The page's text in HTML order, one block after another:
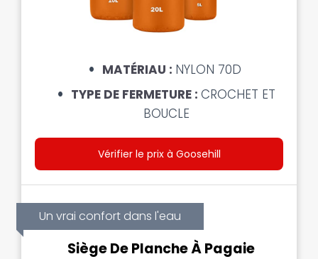
MATÉRIAU : NYLON 70D
TYPE DE FERMETURE : CROCHET ET
BOUCLE
Vérifier le prix à Goosehill
Un vrai confort dans l'eau
Siège De Planche À Pagaie